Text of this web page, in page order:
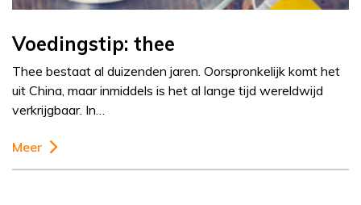
Voedingstip: thee
Thee bestaat al duizenden jaren. Oorspronkelijk komt het
uit China, maar inmiddels is het al lange tijd wereldwijd
verkrijgbaar. In…
Meer